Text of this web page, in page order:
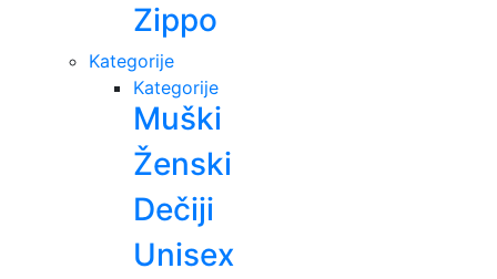
Zippo
Kategorije
Kategorije
Muški
Ženski
Dečiji
Unisex